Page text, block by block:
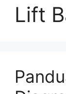
Lift